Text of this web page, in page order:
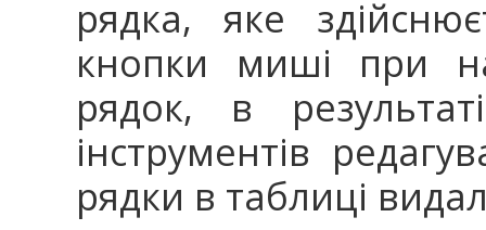
рядка, яке
кнопки миші при
рядок, в
інструментів
рядки в таблиці